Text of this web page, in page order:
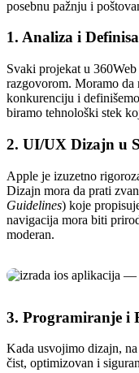
posebnu pažnju i
1. Analiza i
Svaki projekat u
razgovorom. Moramo da
konkurenciju i
biramo tehnološki stek
2. UI/UX Dizajn u
Apple je izuzetno
Dizajn mora da prati
Guidelines) koje
navigacija mora biti
moderan.
3. Programiranje i
Kada usvojimo dizajn,
čist, optimizovan i